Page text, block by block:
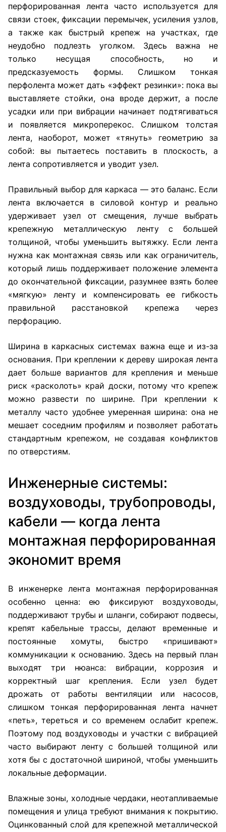
перфорированная лента часто используется для
связи стоек, фиксации перемычек, усиления узлов,
а также как быстрый крепеж на участках, где
неудобно подлезть уголком. Здесь важна не
только несущая способность, но и
предсказуемость формы. Слишком тонкая
перфолента может дать «эффект резинки»: пока вы
выставляете стойки, она вроде держит, а после
усадки или при вибрации начинает подтягиваться
и появляется микроперекос. Слишком толстая
лента, наоборот, может «тянуть» геометрию за
собой: вы пытаетесь поставить в плоскость, а
лента сопротивляется и уводит узел.
Правильный выбор для каркаса — это баланс. Если
лента включается в силовой контур и реально
удерживает узел от смещения, лучше выбрать
крепежную металлическую ленту с большей
толщиной, чтобы уменьшить вытяжку. Если лента
нужна как монтажная связь или как ограничитель,
который лишь поддерживает положение элемента
до окончательной фиксации, разумнее взять более
«мягкую» ленту и компенсировать ее гибкость
правильной расстановкой крепежа через
перфорацию.
Ширина в каркасных системах важна еще и из-за
основания. При креплении к дереву широкая лента
дает больше вариантов для крепления и меньше
риск «расколоть» край доски, потому что крепеж
можно развести по ширине. При креплении к
металлу часто удобнее умеренная ширина: она не
мешает соседним профилям и позволяет работать
стандартным крепежом, не создавая конфликтов
по отверстиям.
Инженерные системы:
воздуховоды, трубопроводы,
кабели — когда лента
монтажная перфорированная
экономит время
В инженерке лента монтажная перфорированная
особенно ценна: ею фиксируют воздуховоды,
поддерживают трубы и шланги, собирают подвесы,
крепят кабельные трассы, делают временные и
постоянные хомуты, быстро «пришивают»
коммуникации к основанию. Здесь на первый план
выходят три нюанса: вибрации, коррозия и
корректный шаг крепления. Если узел будет
дрожать от работы вентиляции или насосов,
слишком тонкая перфорированная лента начнет
«петь», тереться и со временем ослабит крепеж.
Поэтому под воздуховоды и участки с вибрацией
часто выбирают ленту с большей толщиной или
хотя бы с достаточной шириной, чтобы уменьшить
локальные деформации.
Влажные зоны, холодные чердаки, неотапливаемые
помещения и улица требуют внимания к покрытию.
Оцинкованный слой для крепежной металлической